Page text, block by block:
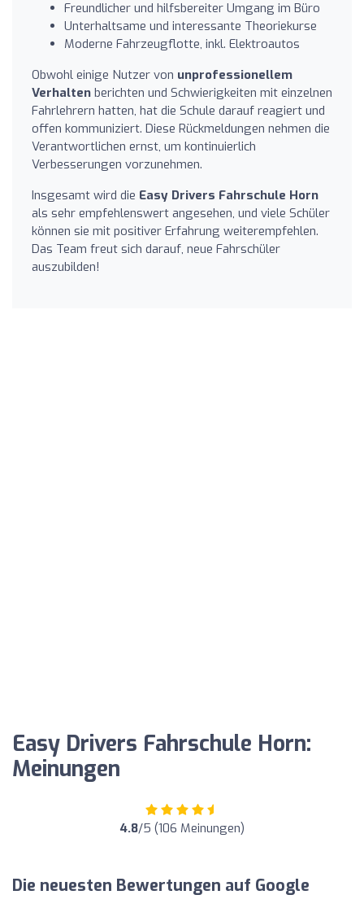
Freundlicher und hilfsbereiter Umgang im Büro
Unterhaltsame und interessante Theoriekurse
Moderne Fahrzeugflotte, inkl. Elektroautos
Obwohl einige Nutzer von unprofessionellem
Verhalten berichten und Schwierigkeiten mit einzelnen
Fahrlehrern hatten, hat die Schule darauf reagiert und
offen kommuniziert. Diese Rückmeldungen nehmen die
Verantwortlichen ernst, um kontinuierlich
Verbesserungen vorzunehmen.
Insgesamt wird die Easy Drivers Fahrschule Horn
als sehr empfehlenswert angesehen, und viele Schüler
können sie mit positiver Erfahrung weiterempfehlen.
Das Team freut sich darauf, neue Fahrschüler
auszubilden!
Easy Drivers Fahrschule Horn:
Meinungen
4.8/5 (106 Meinungen)
Die neuesten Bewertungen auf Google